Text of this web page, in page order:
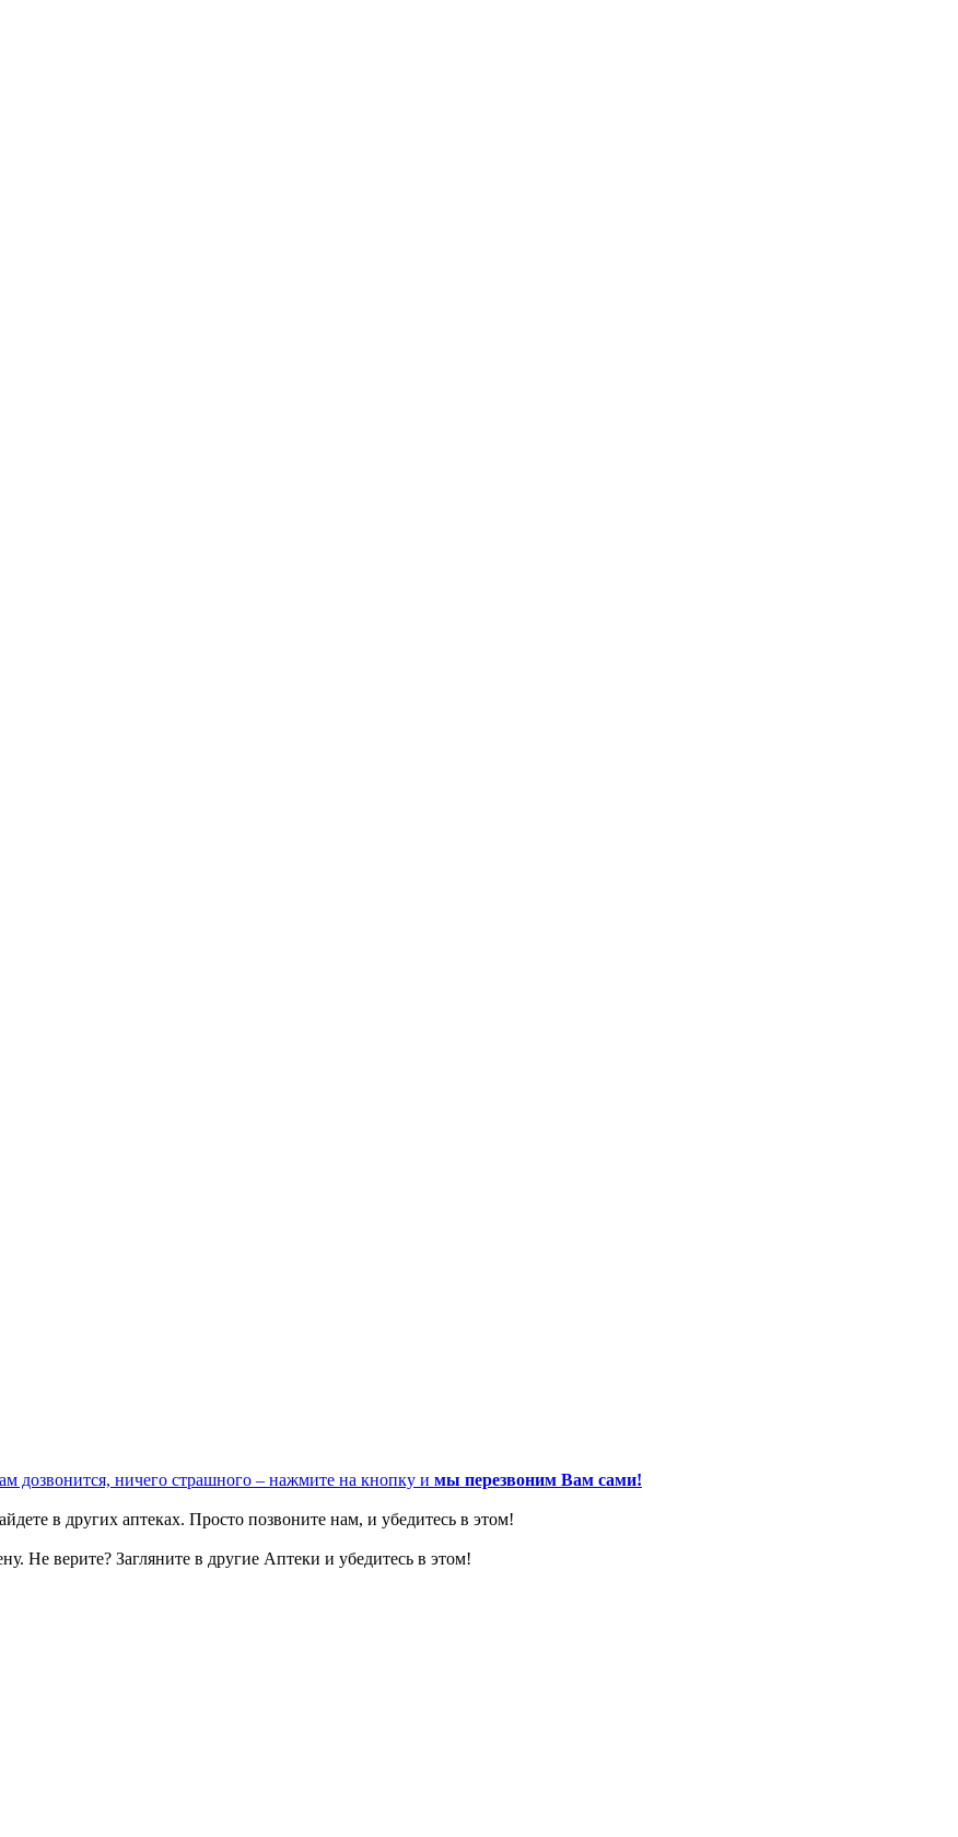
дозвонится, ничего страшного – нажмите на кнопку и мы перезвоним Вам сами!
в других аптеках. Просто позвоните нам, и убедитесь в этом!
Не верите? Загляните в другие Аптеки и убедитесь в этом!